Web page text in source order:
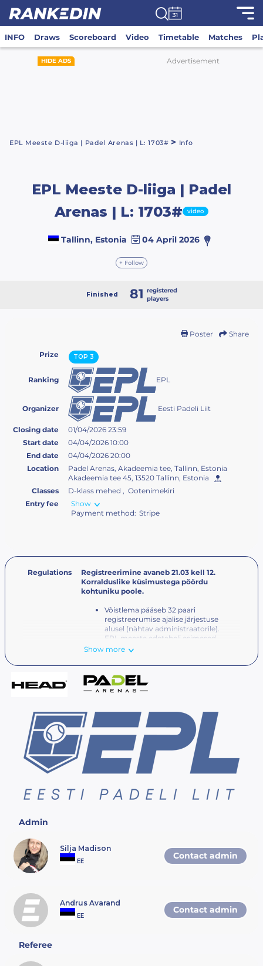
INFO Draws Scoreboard Video Timetable Matches
HIDE ADS Advertisement
EPL Meeste D-liiga | Padel Arenas | L: 1703# > Info
EPL Meeste D-liiga | Padel
Arenas | L: 1703#
video
Tallinn, Estonia 04 April 2026
+ Follow
Finished 81 registered
players
Poster Share
Prize TOP 3
Ranking EPL
Organizer Eesti Padeli Liit
Closing date
01/04/2026 23:59
Start date
04/04/2026 10:00
End date
04/04/2026 20:00
Location
Padel Arenas, Akadeemia tee, Tallinn, Estonia
Akadeemia tee 45, 13520 Tallinn, Estonia
Classes
D-klass mehed , Ootenimekiri
Entry fee
Show
Payment method: Stripe
Regulations
Registreerimine avaneb 21.03 kell 12.
Korralduslike küsimustega pöördu
kohtuniku poole.
Võistlema pääseb 32 paari
registreerumise ajalise järjestuse
alusel (nähtav administraatorile).
EPL meeste edetabeli esimesed
120 mängijat ei saa osaleda D-liiga
võistlusnädala seisuga.
Osalemiseks peab registreeruma
moodustuma enne
registreerimisaja lõppu
. Peale
seda on mängijate muutmine
võimalik vaid arstitõendi alusel.
Mõlemal mängijal peab olema
Rankedin.com
Turniiril osalemiseks peab mängijal
olema kehtiv
Osalejate nimekiri läheb lukku 24
Show more
Admin
Silja Madison
EE
Contact admin
Andrus Avarand
EE
Contact admin
Referee